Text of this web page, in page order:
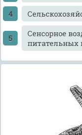
Сенсорное
питательных